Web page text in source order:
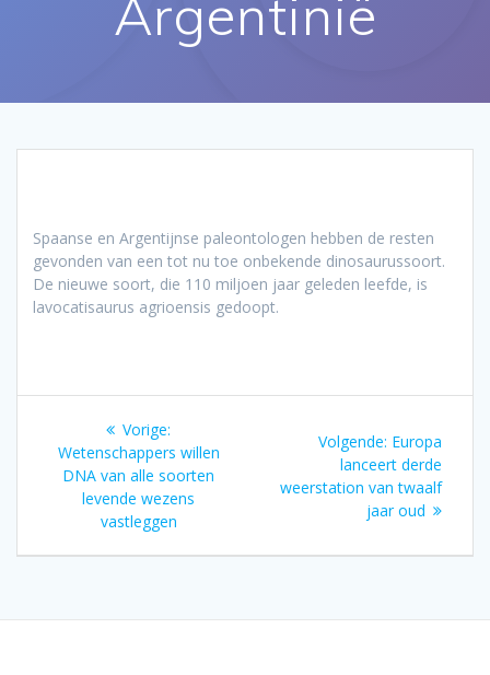
Argentinië
Spaanse en Argentijnse paleontologen hebben de resten
gevonden van een tot nu toe onbekende dinosaurussoort.
De nieuwe soort, die 110 miljoen jaar geleden leefde, is
lavocatisaurus agrioensis gedoopt.
Bericht
navigatie
Vorige:
bericht:
Wetenschappers willen
DNA van alle soorten
levende wezens
vastleggen
Volgende: Volgend
bericht:
Europa
lanceert derde
weerstation van twaalf
jaar oud